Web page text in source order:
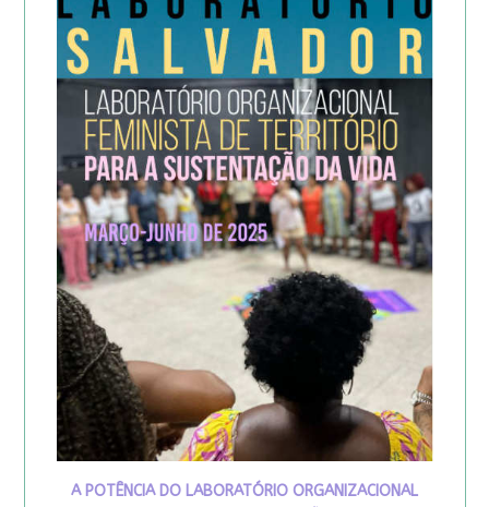
A POTÊNCIA DO LABORATÓRIO ORGANIZACIONAL